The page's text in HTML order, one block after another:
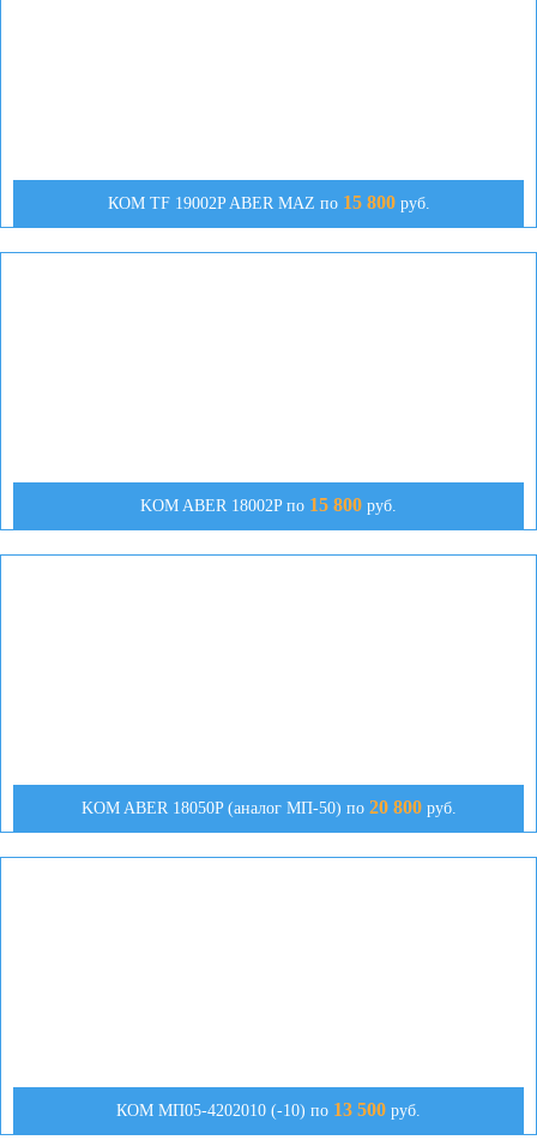
КОМ TF 19002P ABER MAZ по 15 800руб.
KOM ABER 18002P по 15 800 руб.
KOM ABER 18050P (аналог МП-50) по 20 800руб.
КОМ МП05-4202010 (-10) по 13 500 руб.